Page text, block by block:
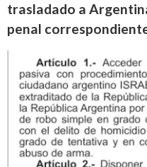
trasladado a
penal